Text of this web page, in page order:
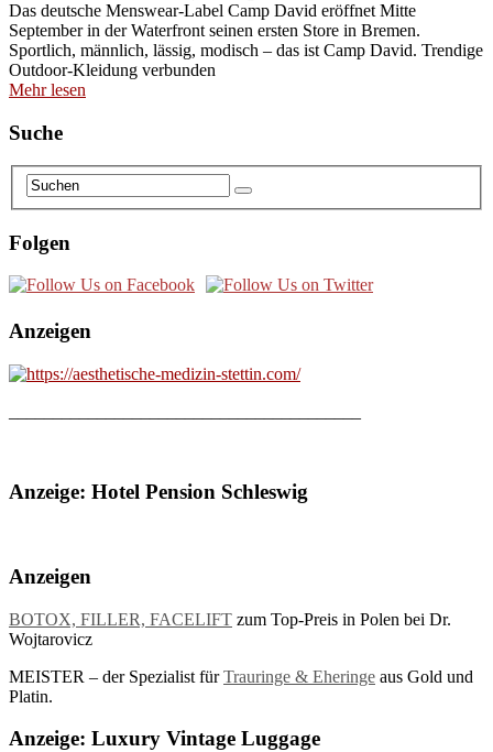
Das deutsche Menswear-Label Camp David eröffnet Mitte
September in der Waterfront seinen ersten Store in Bremen.
Sportlich, männlich, lässig, modisch – das ist Camp David. Trendige
Outdoor-Kleidung verbunden
Mehr lesen
Suche
Folgen
Anzeigen
Anzeige: Hotel Pension Schleswig
Anzeigen
BOTOX, FILLER, FACELIFT zum Top-Preis in Polen bei Dr.
Wojtarovicz
MEISTER – der Spezialist fürTrauringe & Eheringe aus Gold und
Platin.
Anzeige: Luxury Vintage Luggage